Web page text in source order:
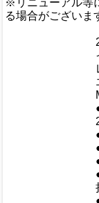
る場合がございま